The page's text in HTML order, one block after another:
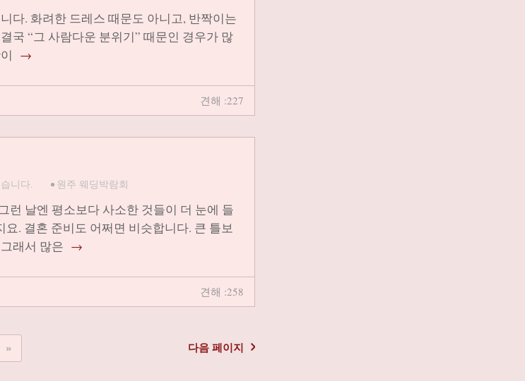
다. 화려한 드레스 때문도 아니고, 반짝이는
국 “그 사람다운 분위기” 때문인 경우가 많
→
견해 :227
니다. • 원주 웨딩박람회
런 날엔 평소보다 사소한 것들이 더 눈에 들
. 결혼 준비도 어쩌면 비슷합니다. 큰 틀보
래서 많은 →
견해 :258
다음 페이지
»